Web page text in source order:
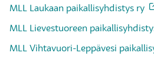
MLL Laukaan paikallisyhdistys ry
MLL Lievestuoreen
MLL Vihtavuori-Leppävesi